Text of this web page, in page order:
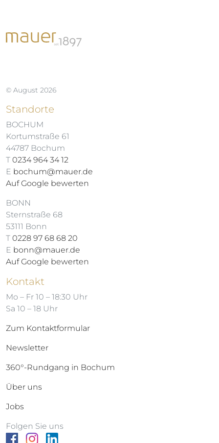
© August 2026
Standorte
BOCHUM
Kortumstraße 61
44787 Bochum
T 0234 964 34 12
E bochum@mauer.de
Auf Google bewerten
BONN
Sternstraße 68
53111 Bonn
T 0228 97 68 68 20
E bonn@mauer.de
Auf Google bewerten
Kontakt
Mo – Fr 10 – 18:30 Uhr
Sa 10 – 18 Uhr
Zum Kontaktformular
Newsletter
360°-Rundgang in Bochum
Über uns
Jobs
Folgen Sie uns